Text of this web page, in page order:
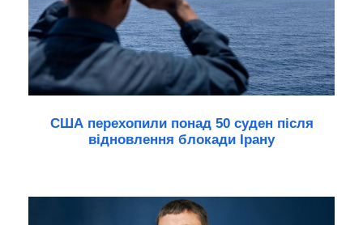
США перехопили понад 50 суден після
відновлення блокади Ірану